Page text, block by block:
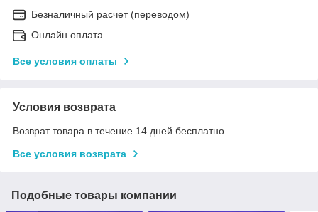
Безналичный расчет (переводом)
Онлайн оплата
Все условия оплаты
Условия возврата
Возврат товара в течение 14 дней бесплатно
Все условия возврата
Подобные товары компании